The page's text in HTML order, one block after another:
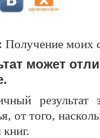
Получение моих
может
результат
от того,